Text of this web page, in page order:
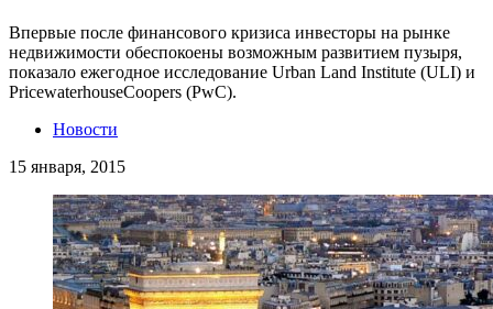
Впервые после финансового кризиса инвесторы на рынке
недвижимости обеспокоены возможным развитием пузыря,
показало ежегодное исследование Urban Land Institute (ULI) и
PricewaterhouseCoopers (PwC).
Новости
15 января, 2015